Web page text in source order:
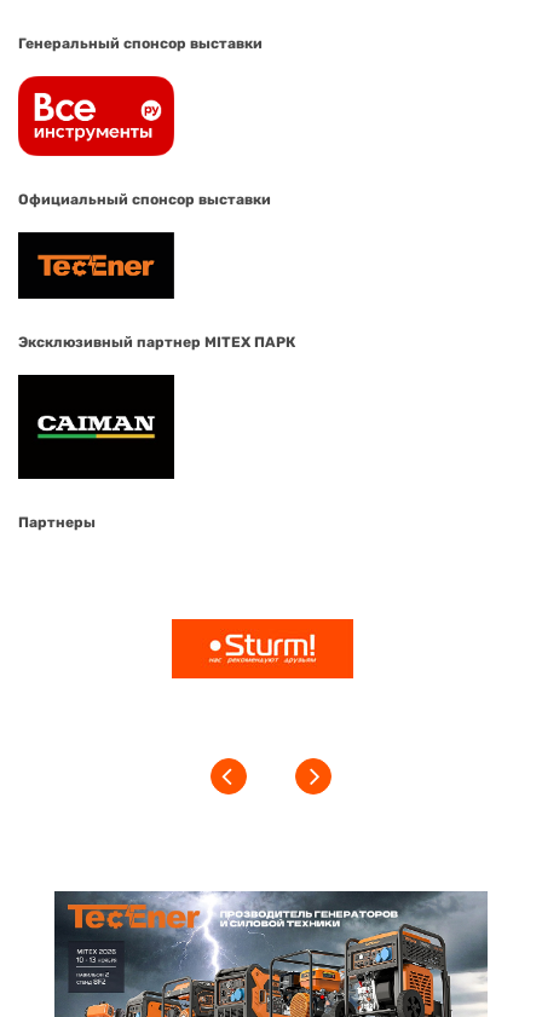
Генеральный спонсор выставки
Официальный спонсор выставки
Эксклюзивный партнер MITEX ПАРК
Партнеры